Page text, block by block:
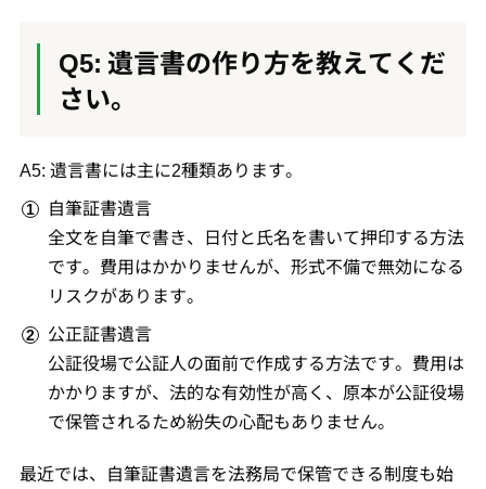
Q5: 遺言書の作り方を教えてくだ
さい。
A5: 遺言書には主に2種類あります。
自筆証書遺言
全文を自筆で書き、日付と氏名を書いて押印する方法
です。費用はかかりませんが、形式不備で無効になる
リスクがあります。
公正証書遺言
公証役場で公証人の面前で作成する方法です。費用は
かかりますが、法的な有効性が高く、原本が公証役場
で保管されるため紛失の心配もありません。
最近では、自筆証書遺言を法務局で保管できる制度も始